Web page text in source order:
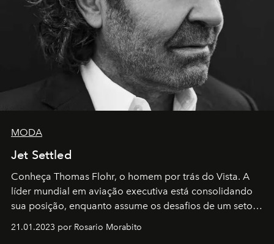
MODA
Jet Settled
Conheça Thomas Flohr, o homem por trás do Vista. A
líder mundial em aviação executiva está consolidando
sua posição, enquanto assume os desafios de um setor
21.01.2023 por Rosario Morabito